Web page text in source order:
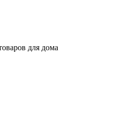
для дома